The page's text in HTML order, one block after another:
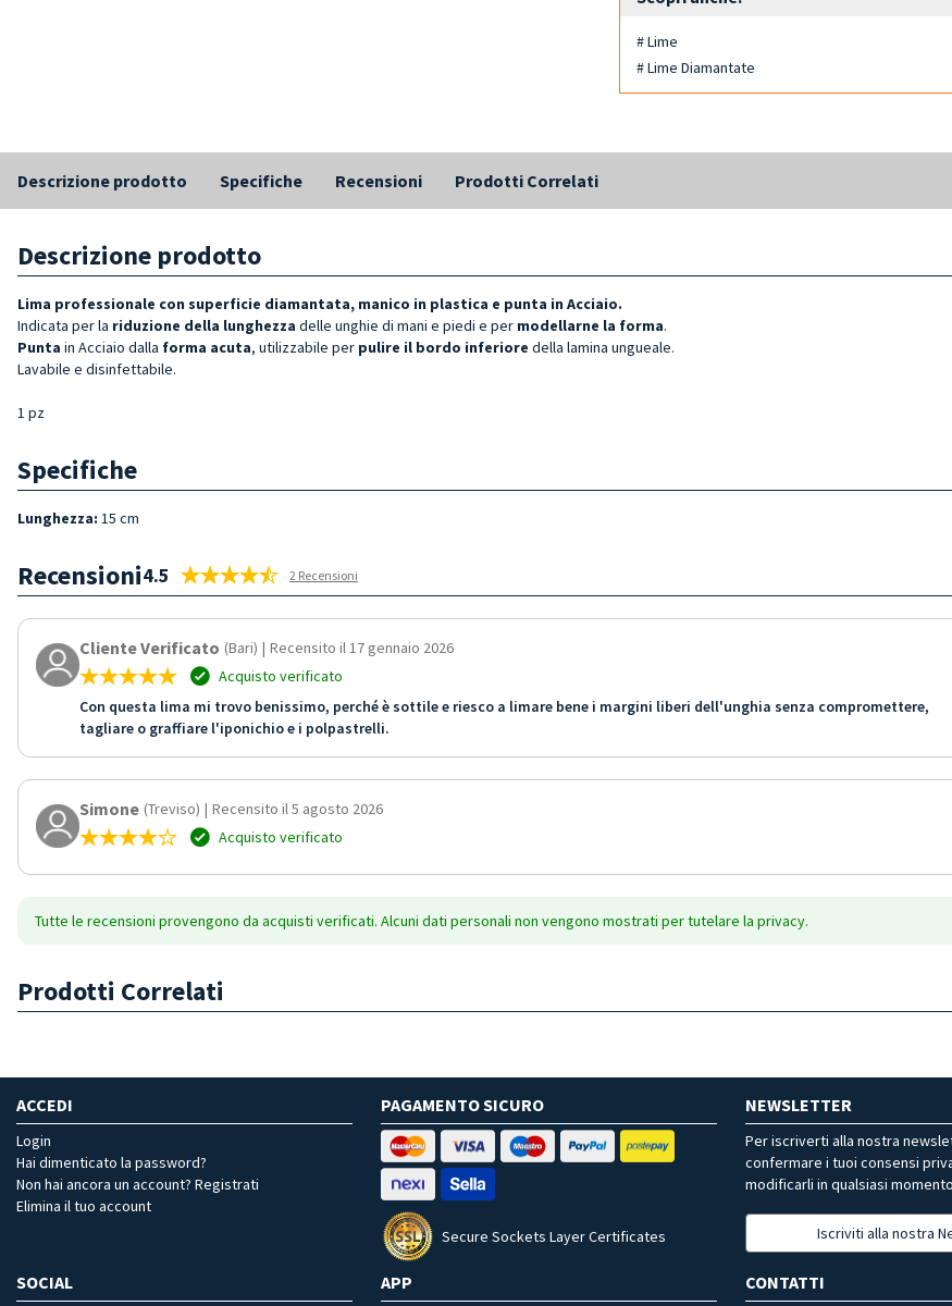
# Lime
# Lime Diamantate
Descrizione prodotto Specifiche Recensioni Prodotti Correlati
Descrizione prodotto
Lima professionale con superficie diamantata, manico in plastica e punta in Acciaio.
Indicata per la riduzione della lunghezza delle unghie di mani e piedi e per modellarne la forma.
Punta in Acciaio dalla forma acuta, utilizzabile per pulire il bordo inferiore della lamina ungueale.
Lavabile e disinfettabile.
1 pz
Specifiche
Lunghezza: 15 cm
Recensioni4.5 2 Recensioni
Cliente Verificato (Bari) | Recensito il 17 gennaio 2026
Acquisto verificato
Con questa lima mi trovo benissimo, perché è sottile e riesco a limare bene i margini liberi dell'unghia senza compromettere,
tagliare o graffiare l'iponichio e i polpastrelli.
Simone (Treviso) | Recensito il 5 agosto 2026
Acquisto verificato
Tutte le recensioni provengono da acquisti verificati. Alcuni dati personali non vengono mostrati per tutelare la privacy.
Prodotti Correlati
ACCEDI
Login
Hai dimenticato la password?
Non hai ancora un account? Registrati
Elimina il tuo account
PAGAMENTO SICURO
Secure Sockets Layer Certificates
NEWSLETTER
Per iscriverti alla nostra
confermare i tuoi consensi
modificarli in qualsiasi
Iscriviti alla nostra
SOCIAL APP CONTATTI